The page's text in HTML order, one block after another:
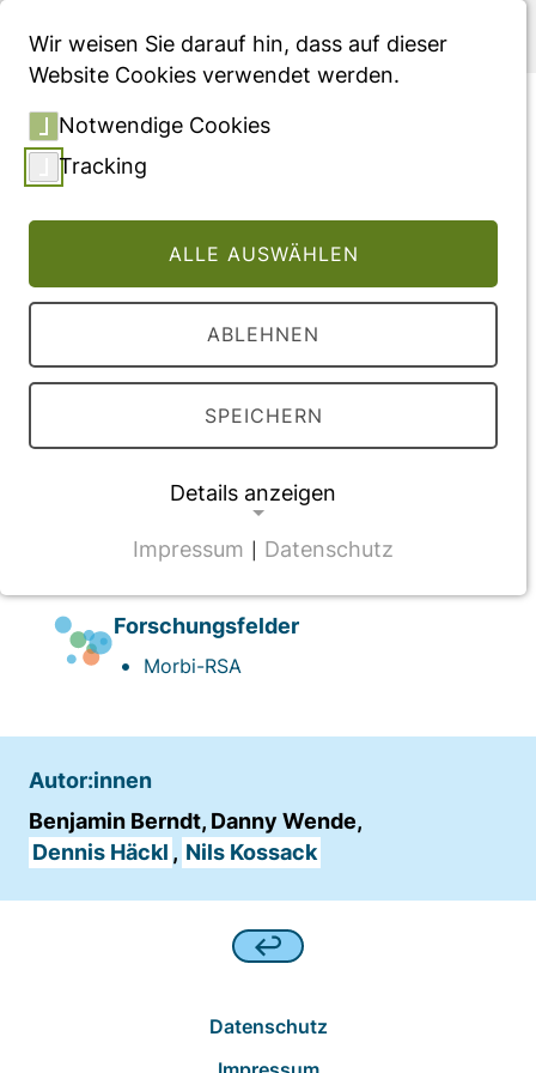
Menü
Warten, Wirken und Werden
im GKV-Wettbewerb: Das
Sondergutachten zum
Morbi-RSA lässt viele
Fragen offen
Fachartikel, veröffentlicht in "Gesundheits-
und Sozialpolitik"
Vollversion des Beitrages
2018
Forschungsfelder
Morbi-RSA
Autor:innen
Benjamin Berndt, Danny Wende,
Dennis Häckl , Nils Kossack
Datenschutz
Wir weisen Sie darauf hin, dass auf dieser
Website Cookies verwendet werden.
Notwendige Cookies
Tracking
ALLE AUSWÄHLEN
ABLEHNEN
SPEICHERN
Details anzeigen
NOTWENDIGE COOKIES
Name:
Anbieter:
Zweck:
Frontend Benutzer Identifizierung
Impressum Datenschutz